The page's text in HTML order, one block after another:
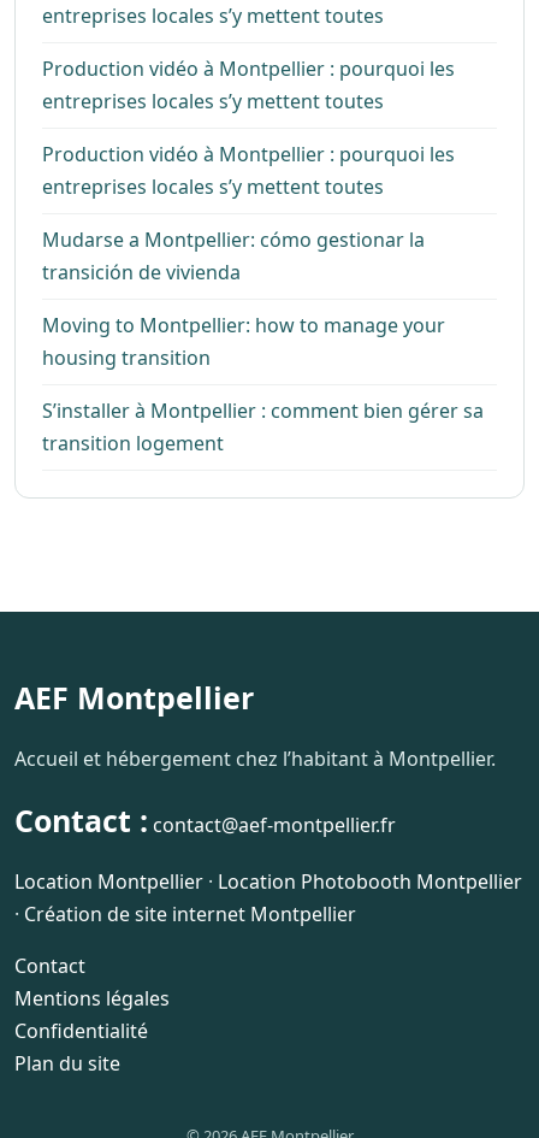
entreprises locales s’y mettent toutes
Production vidéo à Montpellier : pourquoi les
entreprises locales s’y mettent toutes
Production vidéo à Montpellier : pourquoi les
entreprises locales s’y mettent toutes
Mudarse a Montpellier: cómo gestionar la
transición de vivienda
Moving to Montpellier: how to manage your
housing transition
S’installer à Montpellier : comment bien gérer sa
transition logement
AEF Montpellier
Accueil et hébergement chez l’habitant à Montpellier.
Contact : contact@aef-montpellier.fr
Location Montpellier · Location Photobooth Montpellier
· Création de site internet Montpellier
Contact
Mentions légales
Confidentialité
Plan du site